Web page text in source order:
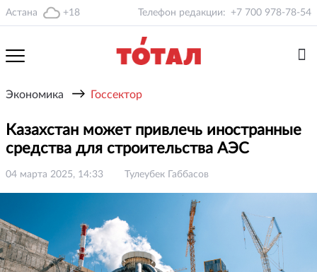
Астана +18 Телефон редакции: +7 700 978-78-54
Экономика → Госсектор
Казахстан может привлечь иностранные
средства для строительства АЭС
04 марта 2025, 14:33 Тулеубек Габбасов